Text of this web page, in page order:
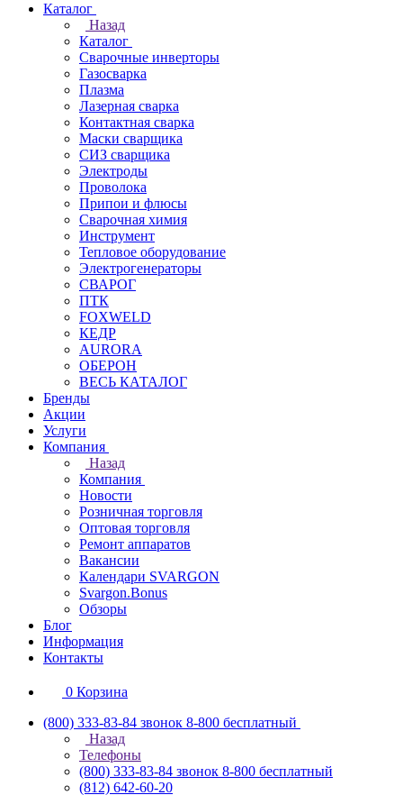
Каталог
Назад
Каталог
Сварочные инверторы
Газосварка
Плазма
Лазерная сварка
Контактная сварка
Маски сварщика
СИЗ сварщика
Электроды
Проволока
Припои и флюсы
Сварочная химия
Инструмент
Тепловое оборудование
Электрогенераторы
СВАРОГ
ПТК
FOXWELD
КЕДР
AURORA
ОБЕРОН
ВЕСЬ КАТАЛОГ
Бренды
Акции
Услуги
Компания
Назад
Компания
Новости
Розничная торговля
Оптовая торговля
Ремонт аппаратов
Вакансии
Календари SVARGON
Svargon.Bonus
Обзоры
Блог
Информация
Контакты
0 Корзина
(800) 333-83-84 звонок 8-800 бесплатный
Назад
Телефоны
(800) 333-83-84 звонок 8-800 бесплатный
(812) 642-60-20